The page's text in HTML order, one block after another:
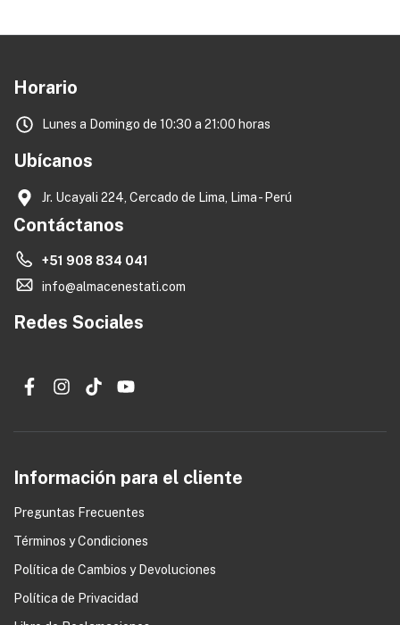
Horario
Lunes a Domingo de 10:30 a 21:00 horas
Ubícanos
Jr. Ucayali 224, Cercado de Lima, Lima - Perú
Contáctanos
+51 908 834 041
info@almacenestati.com
Redes Sociales
Información para el cliente
Preguntas Frecuentes
Términos y Condiciones
Política de Cambios y Devoluciones
Política de Privacidad